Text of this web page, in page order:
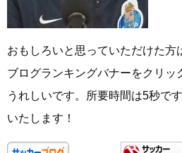
おもしろいと思っていただけた方
ブログランキングバナーをクリッ
うれしいです。所要時間は5秒で
いたします！